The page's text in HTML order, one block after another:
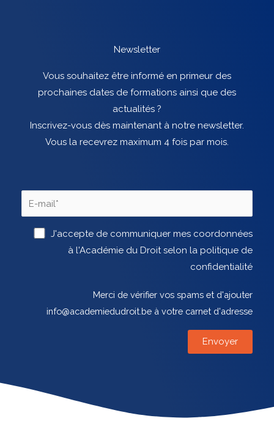
Newsletter
Vous souhaitez être informé en primeur des
prochaines dates de formations ainsi que des
actualités ?
Inscrivez-vous dès maintenant à notre newsletter.
Vous la recevrez maximum 4 fois par mois.
J'accepte de communiquer mes coordonnées
à l'Académie du Droit selon la politique de
confidentialité
Merci de vérifier vos spams et d'ajouter
info@academiedudroit.be à votre carnet d'adresse